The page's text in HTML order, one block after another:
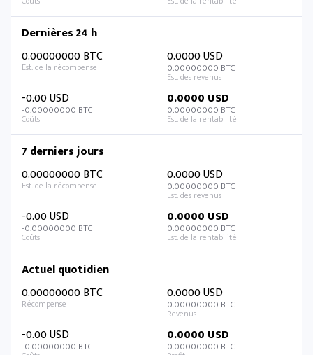
Dernières 24 h
0.00000000 BTC
0.0000 USD
0.00000000 BTC
-0.00 USD
-0.00000000 BTC
0.0000 USD
0.00000000 BTC
7 derniers jours
0.00000000 BTC
0.0000 USD
0.00000000 BTC
-0.00 USD
-0.00000000 BTC
0.0000 USD
0.00000000 BTC
Actuel quotidien
0.00000000 BTC
0.0000 USD
0.00000000 BTC
-0.00 USD
-0.00000000 BTC
0.0000 USD
0.00000000 BTC